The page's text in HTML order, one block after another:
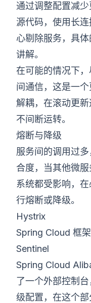
通过调整配置减
源代码，使用长
心剔除服务，具
讲解。
在可能的情况下
间通信，这是一
解耦，在滚动更
不间断运转。
熔断与降级
服务间的调用过
合度，当其他微
系统都受影响，
行熔断或降级。
Hystrix
Spring Cloud 框
Sentinel
Spring Cloud
了一个外部控制
级配置，在这个部